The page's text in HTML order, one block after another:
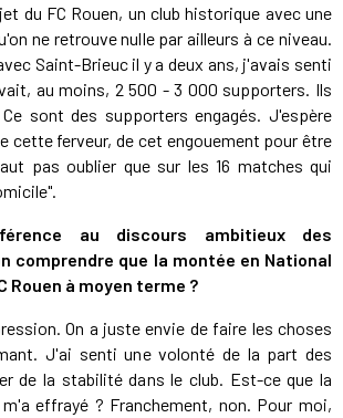
du FC Rouen, un club historique avec une
ne retrouve nulle par ailleurs à ce niveau.
Saint-Brieuc il y a deux ans, j'avais senti
au moins, 2 500 - 3 000 supporters. Ils
sont des supporters engagés. J'espère
cette ferveur, de cet engouement pour être
pas oublier que sur les 16 matches qui
au discours ambitieux des
comprendre que la montée en National
Rouen à moyen terme ?
On a juste envie de faire les choses
J'ai senti une volonté de la part des
de la stabilité dans le club. Est-ce que la
effrayé ? Franchement, non. Pour moi,